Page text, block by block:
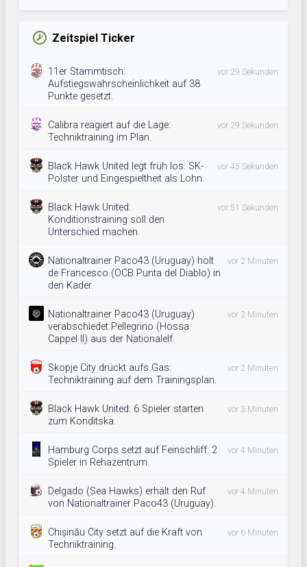
Zeitspiel Ticker
11er Stammtisch:
Aufstiegswahrscheinlichkeit auf 38
Punkte gesetzt.
vor 29 Sekunden
Calibra reagiert auf die Lage:
Techniktraining im Plan.
vor 29 Sekunden
Black Hawk United legt früh los: SK-
Polster und Eingespieltheit als Lohn.
vor 45 Sekunden
Black Hawk United:
Konditionstraining soll den
Unterschied machen.
vor 51 Sekunden
Nationaltrainer Paco43 (Uruguay) holt
de Francesco (OCB Punta del Diablo) in
den Kader.
vor 2 Minuten
Nationaltrainer Paco43 (Uruguay)
verabschiedet Pellegrino (Hossa
Cappel II) aus der Nationalelf.
vor 2 Minuten
Skopje City drückt aufs Gas:
Techniktraining auf dem Trainingsplan.
vor 2 Minuten
Black Hawk United: 6 Spieler starten
zum Konditska.
vor 3 Minuten
Hamburg Corps setzt auf Feinschliff: 2
Spieler in Rehazentrum.
vor 4 Minuten
Delgado (Sea Hawks) erhält den Ruf
von Nationaltrainer Paco43 (Uruguay).
vor 4 Minuten
Chișinău City setzt auf die Kraft von
Techniktraining.
vor 6 Minuten